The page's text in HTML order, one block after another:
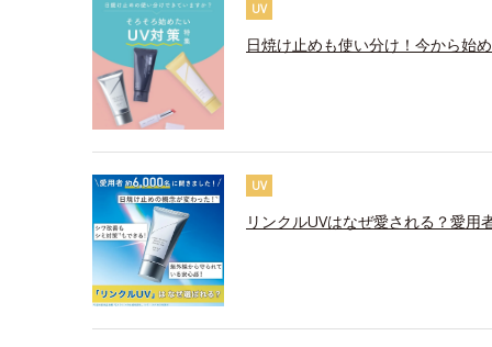
UV
日焼け止めも使い分け！今から始
UV
リンクルUVはなぜ愛される？愛